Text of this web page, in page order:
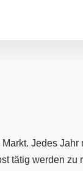
Jedes
tätig werden zu